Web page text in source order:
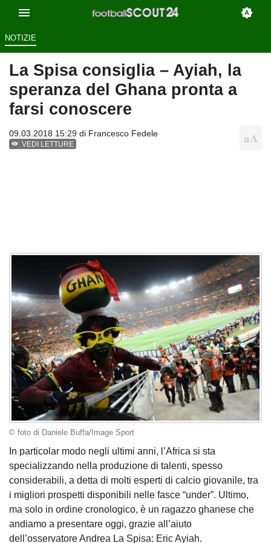
NOTIZIE
La Spisa consiglia – Ayiah, la
speranza del Ghana pronta a
farsi conoscere
09.03.2018 15:29 di Francesco Fedele
VEDI LETTURE
© foto di Daniele Buffa/Image Sport
In particolar modo negli ultimi anni, l’Africa si sta
specializzando nella produzione di talenti, spesso
considerabili, a detta di molti esperti di calcio giovanile, tra
i migliori prospetti disponibili nelle fasce “under”. Ultimo,
ma solo in ordine cronologico, è un ragazzo ghanese che
andiamo a presentare oggi, grazie all’aiuto
dell’osservatore Andrea La Spisa: Eric Ayiah.